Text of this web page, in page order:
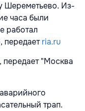
Шереметьево. Из-
часа были
работал
передаетria.ru
"Москва
трап.